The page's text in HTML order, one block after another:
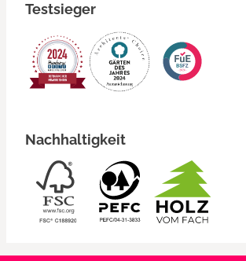
Testsieger
Nachhaltigkeit